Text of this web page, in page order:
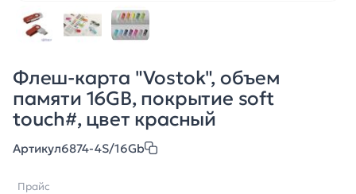
Флеш-карта "Vostok", объем
памяти 16GB, покрытие soft
touch#, цвет красный
Артикул6874-4S/16Gb
Прайс